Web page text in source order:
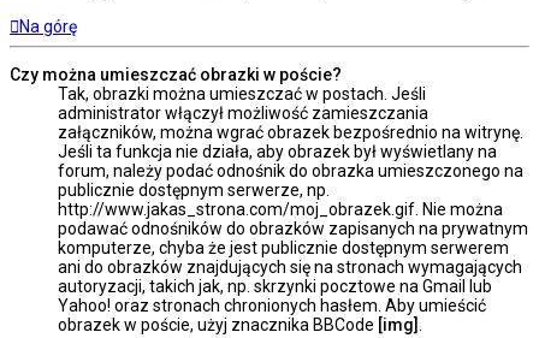
Na górę
Czy można umieszczać obrazki w poście?
Tak, obrazki można umieszczać w postach. Jeśli
administrator włączył możliwość zamieszczania
załączników, można wgrać obrazek bezpośrednio na witrynę.
Jeśli ta funkcja nie działa, aby obrazek był wyświetlany na
forum, należy podać odnośnik do obrazka umieszczonego na
publicznie dostępnym serwerze, np.
http://www.jakas_strona.com/moj_obrazek.gif. Nie można
podawać odnośników do obrazków zapisanych na prywatnym
komputerze, chyba że jest publicznie dostępnym serwerem
ani do obrazków znajdujących się na stronach wymagających
autoryzacji, takich jak, np. skrzynki pocztowe na Gmail lub
Yahoo! oraz stronach chronionych hasłem. Aby umieścić
obrazek w poście, użyj znacznika BBCode [img]